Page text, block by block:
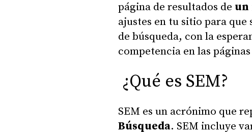
página de resultados de un
ajustes en tu sitio para
de búsqueda, con la
competencia en las
¿Qué es SEM?
SEM es un acrónimo que
Búsqueda. SEM incluye